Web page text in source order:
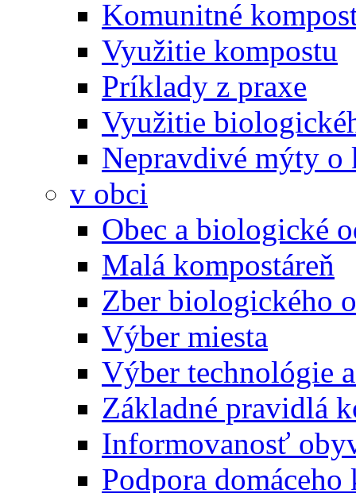
Komunitné
Využitie kompostu
Príklady z praxe
Využitie
Nepravdivé mýty o
v obci
Obec a biologické
Malá kompostáreň
Zber biologického
Výber miesta
Výber technológie
Základné pravidlá
Informovanosť
Podpora